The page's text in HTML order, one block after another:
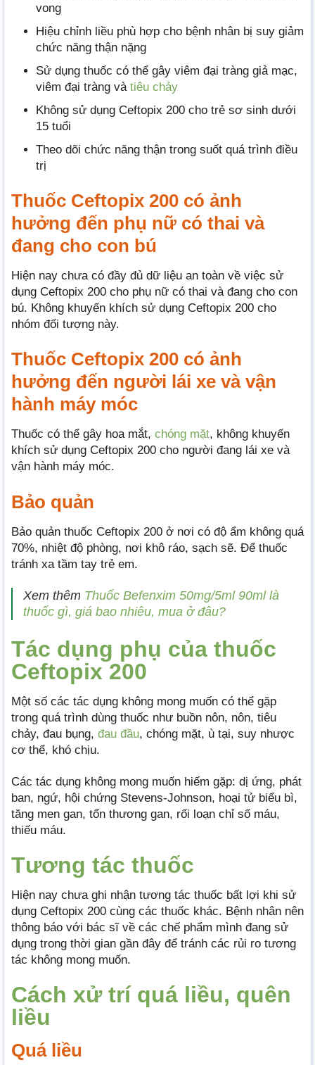
vong
Hiệu chỉnh liều phù hợp cho bệnh nhân bị suy giảm
chức năng thận nặng
Sử dụng thuốc có thể gây viêm đại tràng giả mạc,
viêm đại tràng và tiêu chảy
Không sử dụng Ceftopix 200 cho trẻ sơ sinh dưới
15 tuổi
Theo dõi chức năng thận trong suốt quá trình điều
trị
Thuốc Ceftopix 200 có ảnh
hưởng đến phụ nữ có thai và
đang cho con bú
Hiện nay chưa có đầy đủ dữ liệu an toàn về việc sử
dụng Ceftopix 200 cho phụ nữ có thai và đang cho con
bú. Không khuyến khích sử dụng Ceftopix 200 cho
nhóm đối tượng này.
Thuốc Ceftopix 200 có ảnh
hưởng đến người lái xe và vận
hành máy móc
Thuốc có thể gây hoa mắt, chóng mặt, không khuyến
khích sử dụng Ceftopix 200 cho người đang lái xe và
vận hành máy móc.
Bảo quản
Bảo quản thuốc Ceftopix 200 ở nơi có độ ẩm không quá
70%, nhiệt độ phòng, nơi khô ráo, sạch sẽ. Để thuốc
tránh xa tầm tay trẻ em.
Xem thêm Thuốc Befenxim 50mg/5ml 90ml là
thuốc gì, giá bao nhiêu, mua ở đâu?
Tác dụng phụ của thuốc
Ceftopix 200
Một số các tác dụng không mong muốn có thể gặp
trong quá trình dùng thuốc như buồn nôn, nôn, tiêu
chảy, đau bụng, đau đầu, chóng mặt, ù tại, suy nhược
cơ thể, khó chịu.
Các tác dụng không mong muốn hiếm gặp: dị ứng, phát
ban, ngứ, hội chứng Stevens-Johnson, hoại tử biểu bì,
tăng men gan, tổn thương gan, rối loạn chỉ số máu,
thiếu máu.
Tương tác thuốc
Hiện nay chưa ghi nhận tương tác thuốc bất lợi khi sử
dụng Ceftopix 200 cùng các thuốc khác. Bệnh nhân nên
thông báo với bác sĩ về các chế phẩm mình đang sử
dụng trong thời gian gần đây để tránh các rủi ro tương
tác không mong muốn.
Cách xử trí quá liều, quên
liều
Quá liều